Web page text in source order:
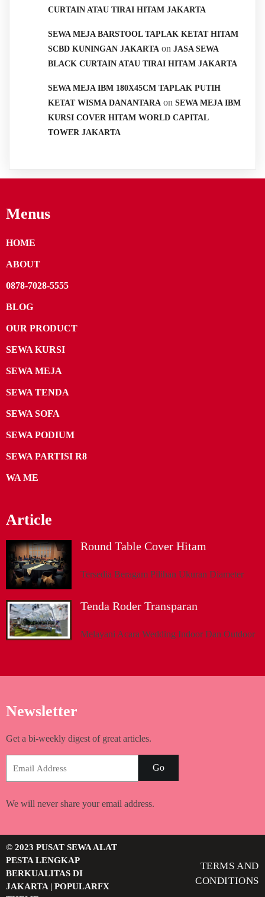
CURTAIN ATAU TIRAI HITAM JAKARTA
SEWA MEJA BARSTOOL TAPLAK KETAT HITAM
SCBD KUNINGAN JAKARTA on JASA SEWA
BLACK CURTAIN ATAU TIRAI HITAM JAKARTA
SEWA MEJA IBM 180X45CM TAPLAK PUTIH
KETAT WISMA DANANTARA on SEWA MEJA IBM
KURSI COVER HITAM WORLD CAPITAL
TOWER JAKARTA
Menus
HOME
ABOUT
0878-7028-5555
BLOG
OUR PRODUCT
SEWA KURSI
SEWA MEJA
SEWA TENDA
SEWA SOFA
SEWA PODIUM
SEWA PARTISI R8
WA ME
Article
Round Table Cover Hitam
Tersedia Beragam Pilihan Ukuran Diameter
Tenda Roder Transparan
Melayani Acara Wedding Indoor Dan Outdoor
Newsletter
Get a bi-weekly digest of great articles.
Go
We will never share your email address.
© 2023 PUSAT SEWA ALAT
PESTA LENGKAP
BERKUALITAS DI
JAKARTA | POPULARFX
TERMS AND
CONDITIONS